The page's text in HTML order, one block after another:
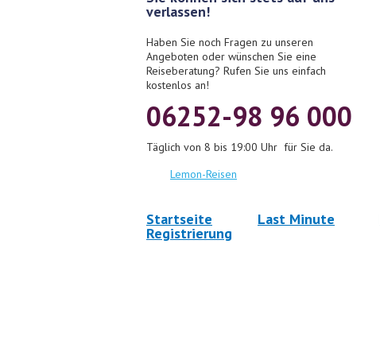
verlassen!
Haben Sie noch Fragen zu unseren
Angeboten oder wünschen Sie eine
Reiseberatung? Rufen Sie uns einfach
kostenlos an!
06252-98 96 000
Täglich von 8 bis 19:00 Uhr für Sie da.
Lemon-Reisen
Startseite Last Minute
Registrierung